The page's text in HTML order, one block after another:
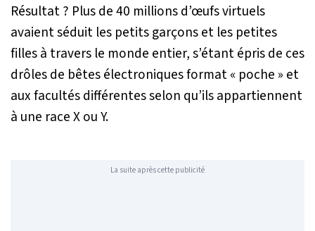
Résultat ? Plus de 40 millions d’œufs virtuels
avaient séduit les petits garçons et les petites
filles à travers le monde entier, s’étant épris de ces
drôles de bêtes électroniques format « poche » et
aux facultés différentes selon qu’ils appartiennent
à une race X ou Y.
La suite après cette publicité